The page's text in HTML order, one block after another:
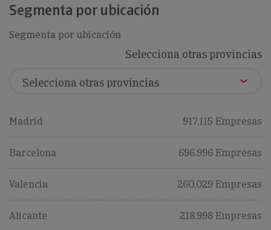
Segmenta por ubicación
Segmenta por ubicación
Selecciona otras provincias
Madrid 917,115 Empresas
Barcelona 696,996 Empresas
Valencia 260,029 Empresas
Alicante 218,998 Empresas